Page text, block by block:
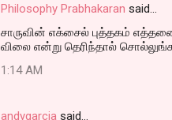
Philosophy Prabhakaran said…
சாருவின் எக்சைல் புத்தகம்
விலை என்று தெரிந்தால்
1:14 AM
andygarcia said…